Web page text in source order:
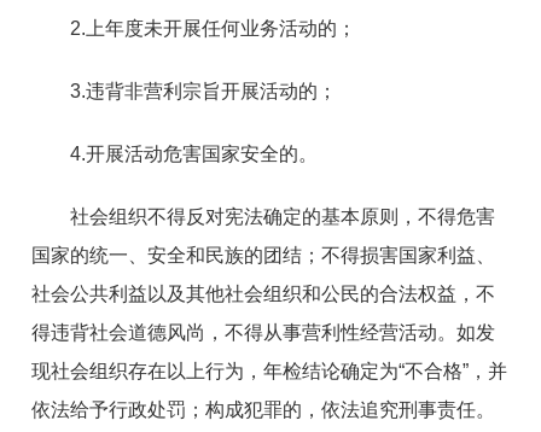
2.上年度未开展任何业务活动的；
3.违背非营利宗旨开展活动的；
4.开展活动危害国家安全的。
社会组织不得反对宪法确定的基本原则，不得危害
国家的统一、安全和民族的团结；不得损害国家利益、
社会公共利益以及其他社会组织和公民的合法权益，不
得违背社会道德风尚，不得从事营利性经营活动。如发
现社会组织存在以上行为，年检结论确定为“不合格”，并
依法给予行政处罚；构成犯罪的，依法追究刑事责任。